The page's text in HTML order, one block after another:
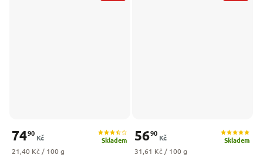
Skladem
7490
Kč
Měrná cena:
21,40 Kč / 100 g
Skladem
5690
Kč
Měrná cena:
31,61 Kč / 100 g